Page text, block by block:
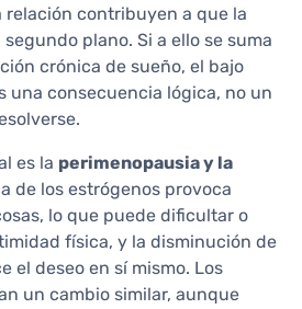
relación contribuyen a que la
plano. Si a ello se suma
crónica de sueño, el bajo
una consecuencia lógica, no un
es la perimenopausia y la
de los estrógenos provoca
lo que puede dificultar o
física, y la disminución de
el deseo en sí mismo. Los
un cambio similar, aunque